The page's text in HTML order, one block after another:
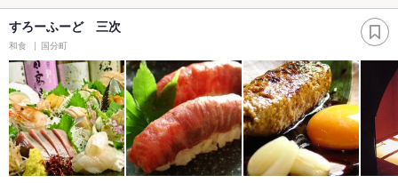
すろーふーど 三次
和食 国分町